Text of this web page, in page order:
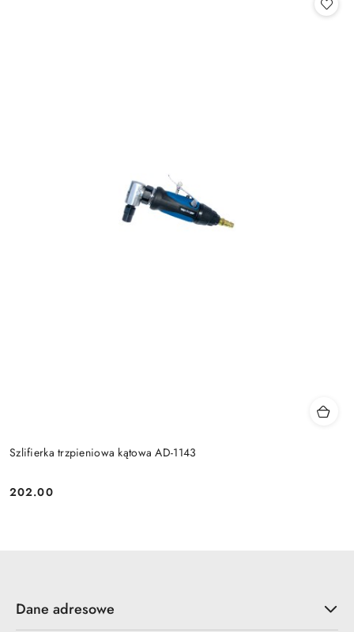
Szlifierka trzpieniowa kątowa AD-1143
Cena:
202.00
Dane adresowe